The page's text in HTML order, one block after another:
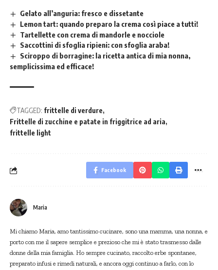
Gelato all’anguria: fresco e dissetante
Lemon tart: quando preparo la crema così piace a tutti!
Tartellette con crema di mandorle e nocciole
Saccottini di sfoglia ripieni: con sfoglia araba!
Sciroppo di borragine: la ricetta antica di mia nonna,
semplicissima ed efficace!
TAGGED: frittelle di verdure
Frittelle di zucchine e patate in friggitrice ad aria
frittelle light
Facebook
Maria
Mi chiamo Maria, amo tantissimo cucinare, sono una mamma, una nonna, e
porto con me il sapere semplice e prezioso che mi è stato trasmesso dalle
donne della mia famiglia. Ho sempre cucinato, raccolto erbe spontanee,
preparato infusi e rimedi naturali, e ancora oggi continuo a farlo, con lo